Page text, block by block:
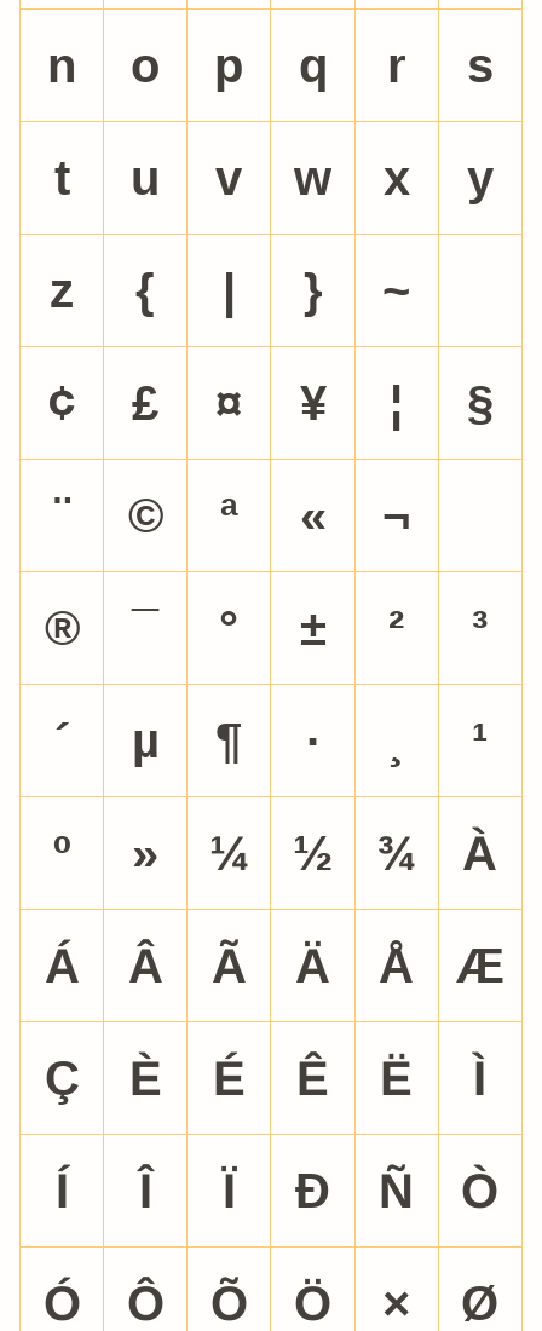
n o p q r s
t u v w x y
z { | } ~
¢ £ ¤ ¥ ¦ §
¨ © ª « ¬
® ¯ ° ± ² ³
´ µ ¶ · ¹
º » ¼ ½ ¾ À
Á Â Ã Ä Å Æ
Ç È É Ê Ë Ì
Í Î Ï Ð Ñ Ò
Ó Ô Õ Ö × Ø